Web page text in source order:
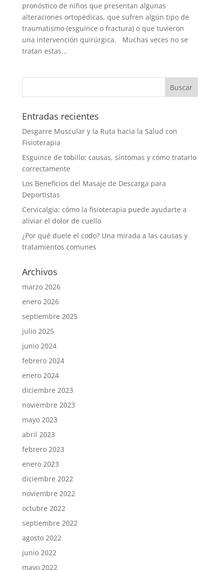
pronóstico de niños que presentan algunas
alteraciones ortopédicas, que sufren algún tipo de
traumatismo (esguince o fractura) o que tuvieron
una intervención quirúrgica. Muchas veces no se
tratan estas...
Entradas recientes
Desgarre Muscular y la Ruta hacia la Salud con
Fisioterapia
Esguince de tobillo: causas, síntomas y cómo tratarlo
correctamente
Los Beneficios del Masaje de Descarga para
Deportistas
Cervicalgia: cómo la fisioterapia puede ayudarte a
aliviar el dolor de cuello
¿Por qué duele el codo? Una mirada a las causas y
tratamientos comunes
Archivos
marzo 2026
enero 2026
septiembre 2025
julio 2025
junio 2024
febrero 2024
enero 2024
diciembre 2023
noviembre 2023
mayo 2023
abril 2023
febrero 2023
enero 2023
diciembre 2022
noviembre 2022
octubre 2022
septiembre 2022
agosto 2022
junio 2022
mayo 2022